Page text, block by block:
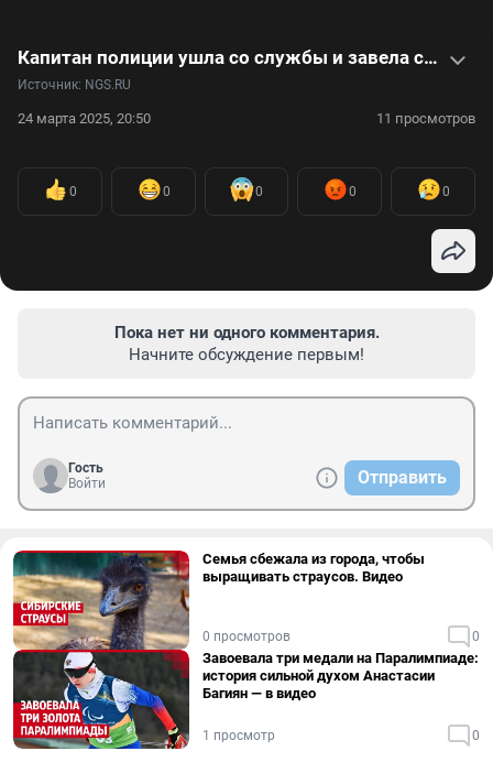
Капитан полиции ушла со службы и завела сотню коз, а они помогли ей победить рак — видео
Источник: NGS.RU
24 марта 2025, 20:50 11 просмотров
0 0 0 0 0
Пока нет ни одного комментария.
Начните обсуждение первым!
Гость
Войти
Отправить
Семья сбежала из города, чтобы
выращивать страусов. Видео
0 просмотров 0
Завоевала три медали на Паралимпиаде:
история сильной духом Анастасии
Багиян — в видео
1 просмотр 0